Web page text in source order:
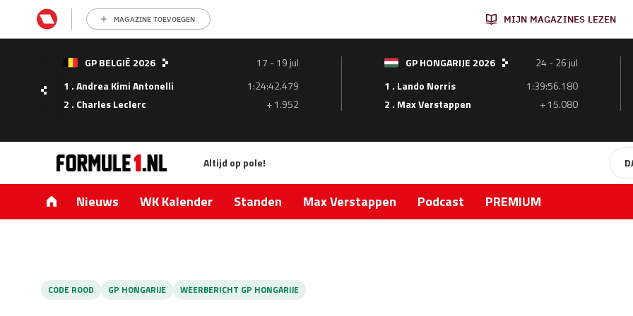
MAGAZINE TOEVOEGEN MIJN MAGAZINES LEZEN
GP BELGIË 2026
17 - 19 jul
1 . Andrea Kimi Antonelli
1:24:42.479
2 . Charles Leclerc
+ 1.952
GP HONGARIJE 2026
24 - 26 jul
1 . Lando Norris
1:39:56.180
2 . Max Verstappen
+ 15.080
Altijd op pole!
Nieuws WK Kalender Standen Max Verstappen Podcast PREMIUM
CODE ROOD GP HONGARIJE WEERBERICHT GP HONGARIJE